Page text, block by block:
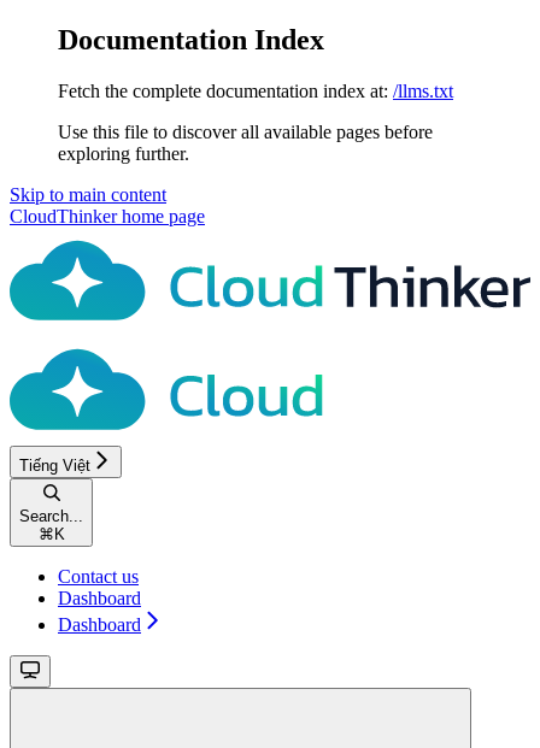
Documentation Index
Fetch the complete documentation index at: /llms.txt
Use this file to discover all available pages before
exploring further.
Skip to main content
CloudThinkerhome page
Tiếng Việt
Search...
⌘K
Contact us
Dashboard
Dashboard